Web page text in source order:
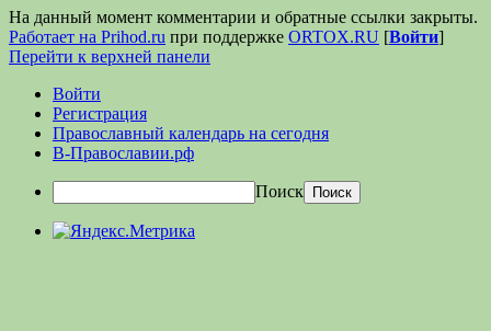
На данный момент комментарии и обратные ссылки закрыты.
Работает на Prihod.ru при поддержке ORTOX.RU [Войти]
Перейти к верхней панели
Войти
Регистрация
Православный календарь на сегодня
В-Православии.рф
Поиск